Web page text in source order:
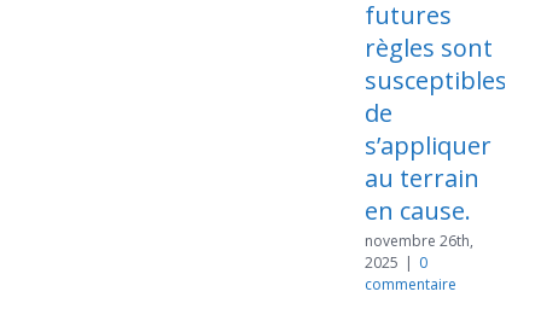
futures
règles sont
susceptibles
de
s’appliquer
au terrain
en cause.
novembre 26th,
2025 | 0
commentaire